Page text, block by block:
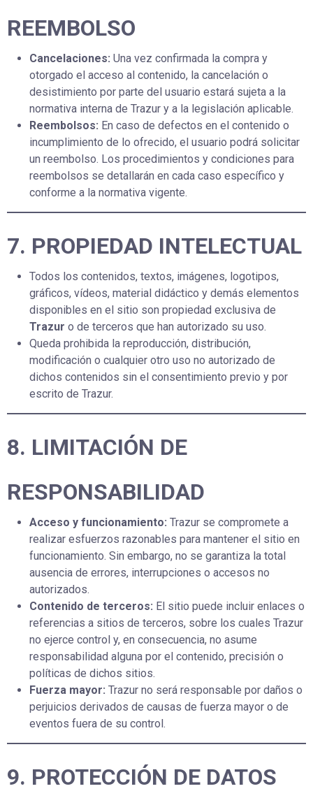
REEMBOLSO
Cancelaciones: Una vez confirmada la compra y
otorgado el acceso al contenido, la cancelación o
desistimiento por parte del usuario estará sujeta a la
normativa interna de Trazur y a la legislación aplicable.
Reembolsos: En caso de defectos en el contenido o
incumplimiento de lo ofrecido, el usuario podrá solicitar
un reembolso. Los procedimientos y condiciones para
reembolsos se detallarán en cada caso específico y
conforme a la normativa vigente.
7. PROPIEDAD INTELECTUAL
Todos los contenidos, textos, imágenes, logotipos,
gráficos, vídeos, material didáctico y demás elementos
disponibles en el sitio son propiedad exclusiva de
Trazur o de terceros que han autorizado su uso.
Queda prohibida la reproducción, distribución,
modificación o cualquier otro uso no autorizado de
dichos contenidos sin el consentimiento previo y por
escrito de Trazur.
8. LIMITACIÓN DE
RESPONSABILIDAD
Acceso y funcionamiento: Trazur se compromete a
realizar esfuerzos razonables para mantener el sitio en
funcionamiento. Sin embargo, no se garantiza la total
ausencia de errores, interrupciones o accesos no
autorizados.
Contenido de terceros: El sitio puede incluir enlaces o
referencias a sitios de terceros, sobre los cuales Trazur
no ejerce control y, en consecuencia, no asume
responsabilidad alguna por el contenido, precisión o
políticas de dichos sitios.
Fuerza mayor: Trazur no será responsable por daños o
perjuicios derivados de causas de fuerza mayor o de
eventos fuera de su control.
9. PROTECCIÓN DE DATOS